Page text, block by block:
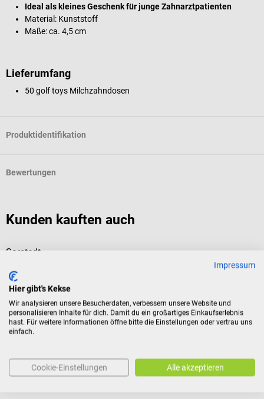
Ideal als kleines Geschenk für junge Zahnarztpatienten
Material: Kunststoff
Maße: ca. 4,5 cm
Lieferumfang
50 golf toys Milchzahndosen
Produktidentifikation
Bewertungen
Kunden kauften auch
Sarstedt
Durchschnittliche Bewertung von 5 von 5 Sternen
Impressum
Hier gibt's Kekse
Wir analysieren unsere Besucherdaten, verbessern unsere Website und
personalisieren Inhalte für dich. Damit du ein großartiges Einkaufserlebnis
hast. Für weitere Informationen öffne bitte die Einstellungen oder vertrau uns
einfach.
Cookie-Einstellungen Alle akzeptieren